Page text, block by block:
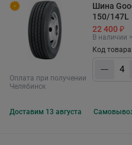
Оплата при получении
Челябинск
Шина
150/147L
22 400 ₽
В наличии
Код
Доставим 13 августа